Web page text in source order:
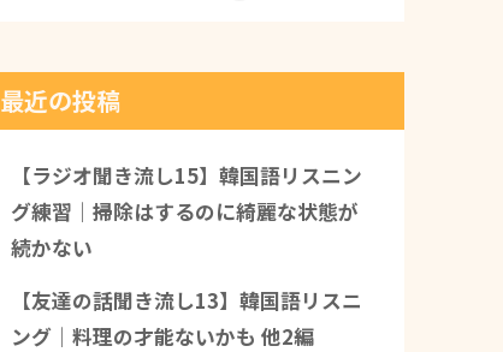
最近の投稿
【ラジオ聞き流し15】韓国語リスニン
グ練習｜掃除はするのに綺麗な状態が
続かない
【友達の話聞き流し13】韓国語リスニ
ング｜料理の才能ないかも 他2編